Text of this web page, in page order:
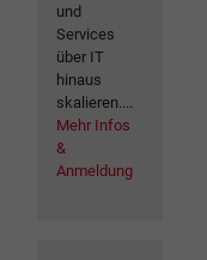
und
Services
über IT
hinaus
skalieren....
Mehr Infos
&
Anmeldung